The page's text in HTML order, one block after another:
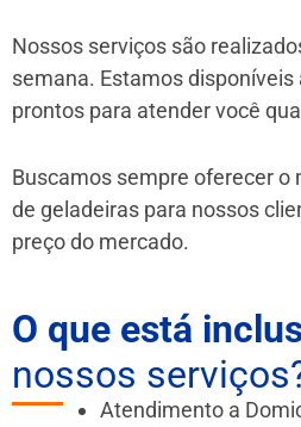
Nossos serviços são
semana. Estamos
prontos para atender você
Buscamos sempre oferecer o
de geladeiras para nossos
preço do mercado.
O que está
nossos
Atendimento a